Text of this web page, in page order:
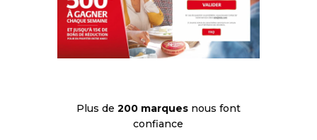
Plus de 200 marques nous font
confiance